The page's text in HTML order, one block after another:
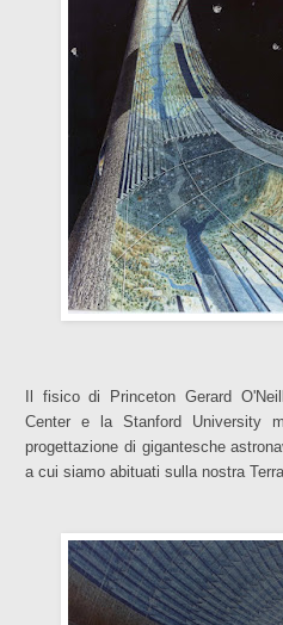
Il fisico di Princeton Gerard
Center e la Stanford University
progettazione di gigantesche
a cui siamo abituati sulla nostra Terra.